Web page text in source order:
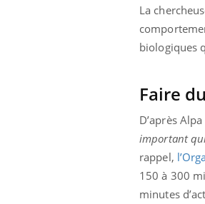
La
biologiques
Faire
D’après
important qui
rappel,
150 à 300
minutes